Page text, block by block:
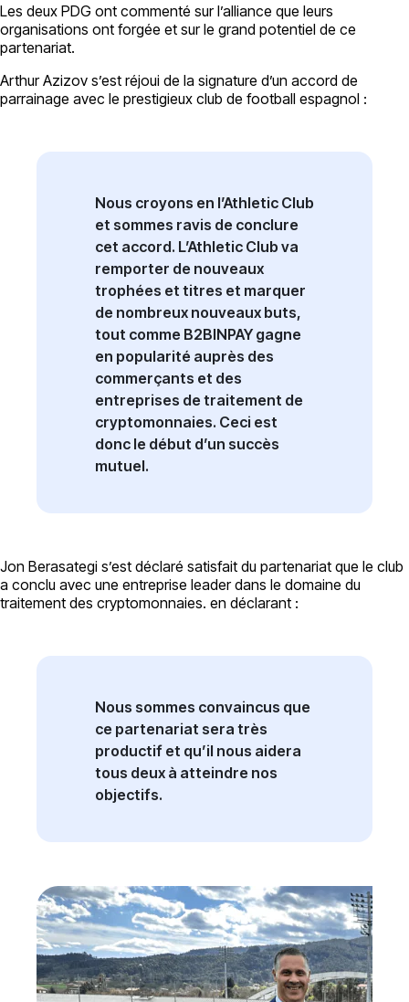
Les deux PDG ont commenté sur l’alliance que leurs
organisations ont forgée et sur le grand potentiel de ce
partenariat.
Arthur Azizov s’est réjoui de la signature d’un accord de
parrainage avec le prestigieux club de football espagnol :
Nous croyons en l’Athletic Club
et sommes ravis de conclure
cet accord. L’Athletic Club va
remporter de nouveaux
trophées et titres et marquer
de nombreux nouveaux buts,
tout comme B2BINPAY gagne
en popularité auprès des
commerçants et des
entreprises de traitement de
cryptomonnaies. Ceci est
donc le début d’un succès
mutuel.
Jon Berasategi s’est déclaré satisfait du partenariat que le club
a conclu avec une entreprise leader dans le domaine du
traitement des cryptomonnaies. en déclarant :
Nous sommes convaincus que
ce partenariat sera très
productif et qu’il nous aidera
tous deux à atteindre nos
objectifs.